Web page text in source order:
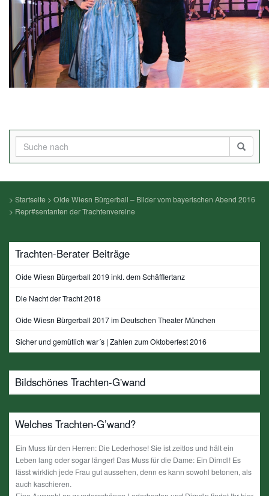
> Startseite > Oide Wiesn Bürgerball – Bilder vom bayerischen Abend 2016
> Repr#sentanten der Trachtenvereine
Trachten-Berater Beiträge
Oide Wiesn Bürgerball 2019 inkl. dem Schäfflertanz
Die Nacht der Tracht 2018
Oide Wiesn Bürgerball 2017 im Deutschen Theater München
Sicher und gemütlich war´s | Zahlen zum Oktoberfest 2016
Bildschönes Trachten-G'wand
Welches Trachten-G’wand?
Ein Muss für den Herren: Die Lederhose! Sie ist zeitlos und hält ein
Leben lang oder sogar länger! Das Muss für die Dame: Ein Dirndl! Es
lässt wirklich jede Frau gut aussehen, denn es kann sowohl betonen, als
auch kaschieren.